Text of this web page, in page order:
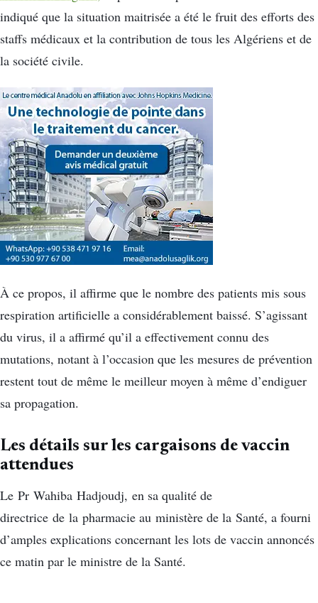
indiqué que la situation maitrisée a été le fruit des efforts des
staffs médicaux et la contribution de tous les Algériens et de
la société civile.
À ce propos, il affirme que le nombre des patients mis sous
respiration artificielle a considérablement baissé. S’agissant
du virus, il a affirmé qu’il a effectivement connu des
mutations, notant à l’occasion que les mesures de prévention
restent tout de même le meilleur moyen à même d’endiguer
sa propagation.
Les détails sur les cargaisons de vaccin
attendues
Le Pr Wahiba Hadjoudj, en sa qualité de
directrice de la pharmacie au ministère de la Santé, a fourni
d’amples explications concernant les lots de vaccin annoncés
ce matin par le ministre de la Santé.